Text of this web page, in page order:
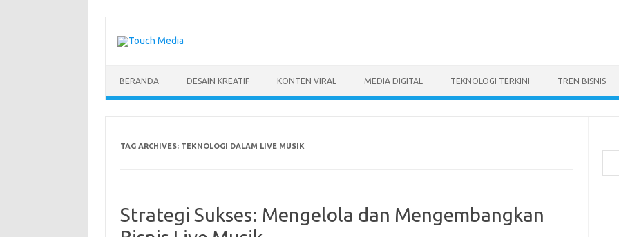
content
BERANDA DESAIN KREATIF KONTEN VIRAL MEDIA DIGITAL TEKNOLOGI TERKINI TREN BISNIS
TAG ARCHIVES: TEKNOLOGI DALAM LIVE MUSIK
Strategi Sukses: Mengelola dan Mengembangkan